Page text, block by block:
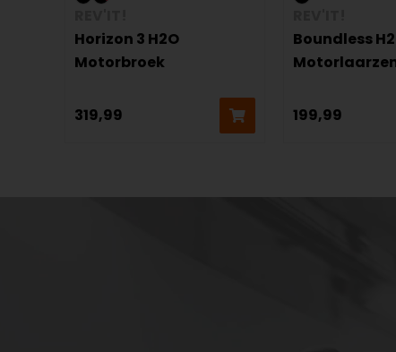
Horizon 3 H2O
Motorbroek
319,99
Boundless
199,99